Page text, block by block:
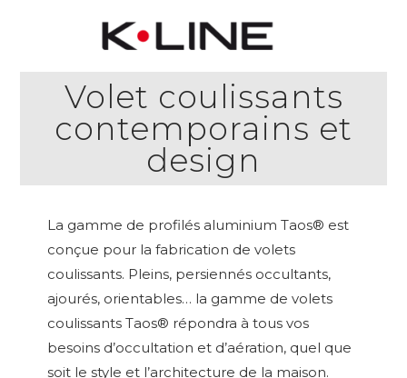
Volet coulissants
contemporains et
design
La gamme de profilés aluminium Taos® est
conçue pour la fabrication de volets
coulissants. Pleins, persiennés occultants,
ajourés, orientables… la gamme de volets
coulissants Taos® répondra à tous vos
besoins d’occultation et d’aération, quel que
soit le style et l’architecture de la maison.